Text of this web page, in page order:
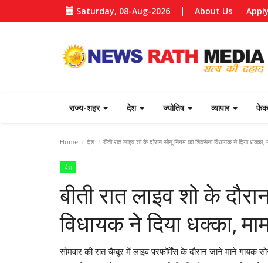
Saturday, 08-Aug-2026 About Us
राज्य-शहर देश ज्योतिष व्यापार फेक
Home देश बीती रात लाइव शो के दौरान सोनू निगम को शिवसेना विधायक ने दिया धक्का,
देश
बीती रात लाइव शो के
विधायक ने दिया धक्का,
सोमवार की रात चैम्बूर में लाइव परफॉर्मेंस के दौरान जाने माने